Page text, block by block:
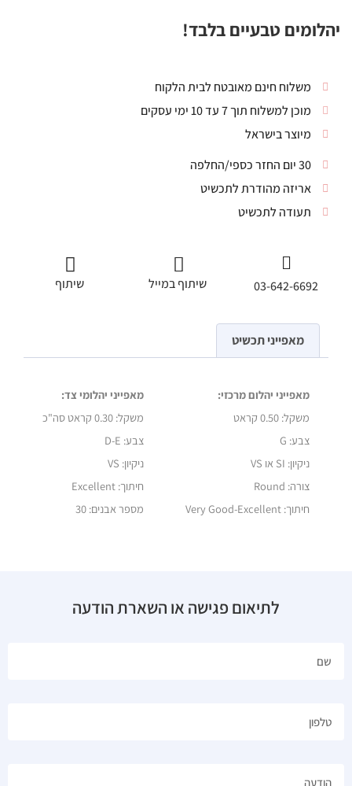
יהלומים טבעיים בלבד!
משלוח חינם מאובטח לבית הלקוח
מוכן למשלוח תוך 7 עד 10 ימי עסקים
מיוצר בישראל
30 יום החזר כספי/החלפה
אריזה מהודרת לתכשיט
תעודה לתכשיט
03-642-6692 שיתוף במייל שיתוף
מאפייני תכשיט
מאפייני יהלום מרכזי:
מאפייני יהלומי צד:
משקל: 0.50 קראט משקל: 0.30 קראט סה"כ
צבע: G
צבע: D-E
ניקיון: SI או VS
ניקיון: VS
צורה: Round
חיתוך: Excellent
חיתוך: Very Good-Excellent
מספר אבנים: 30
לתיאום פגישה או השארת הודעה